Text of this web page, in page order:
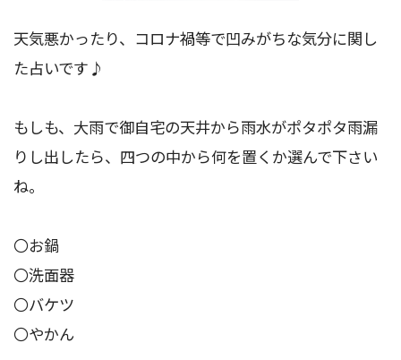
天気悪かったり、コロナ禍等で凹みがちな気分に関し
た占いです♪
もしも、大雨で御自宅の天井から雨水がポタポタ雨漏
りし出したら、四つの中から何を置くか選んで下さい
ね。
〇お鍋
〇洗面器
〇バケツ
〇やかん